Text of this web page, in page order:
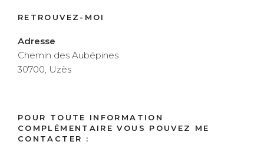
RETROUVEZ-MOI
Adresse
Chemin des Aubépines
30700, Uzès
POUR TOUTE INFORMATION
COMPLÉMENTAIRE VOUS POUVEZ ME
CONTACTER :